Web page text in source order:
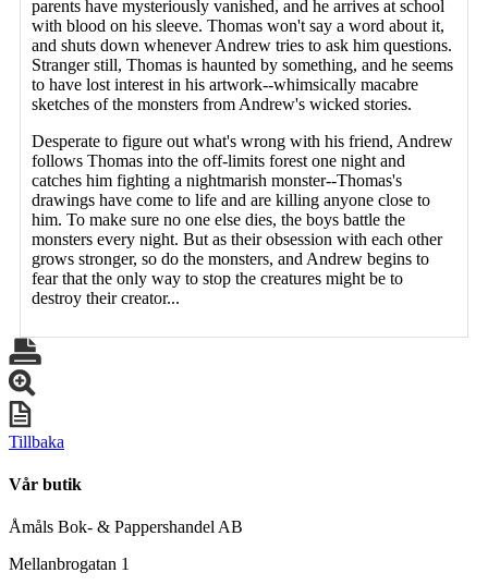
parents have mysteriously vanished, and he arrives at school
with blood on his sleeve. Thomas won't say a word about it,
and shuts down whenever Andrew tries to ask him questions.
Stranger still, Thomas is haunted by something, and he seems
to have lost interest in his artwork--whimsically macabre
sketches of the monsters from Andrew's wicked stories.
Desperate to figure out what's wrong with his friend, Andrew
follows Thomas into the off-limits forest one night and
catches him fighting a nightmarish monster--Thomas's
drawings have come to life and are killing anyone close to
him. To make sure no one else dies, the boys battle the
monsters every night. But as their obsession with each other
grows stronger, so do the monsters, and Andrew begins to
fear that the only way to stop the creatures might be to
destroy their creator...
Tillbaka
Vår butik
Åmåls Bok- & Pappershandel AB
Mellanbrogatan 1